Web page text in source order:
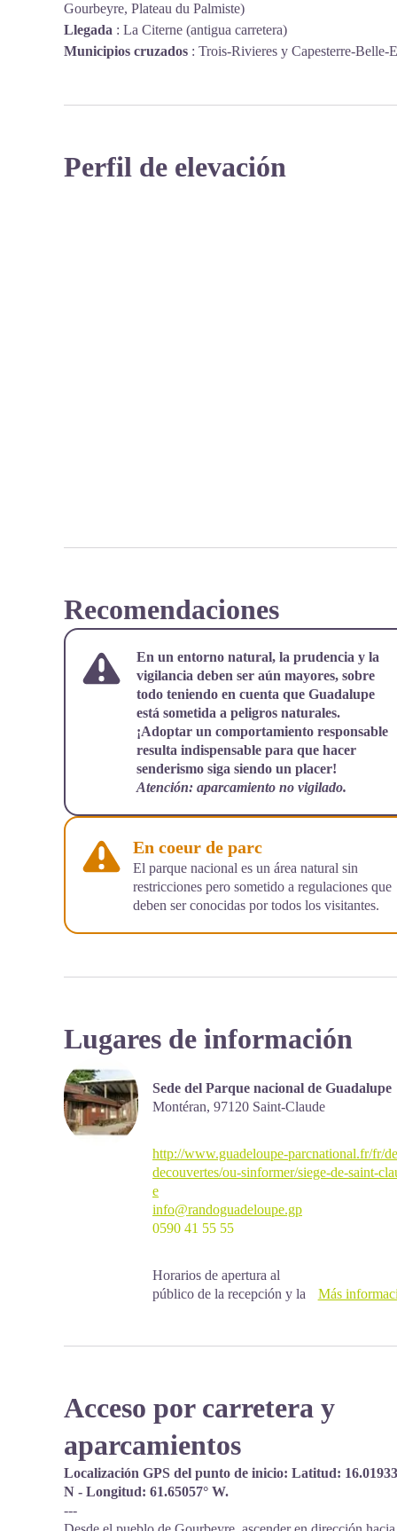
Gourbeyre, Plateau du Palmiste)
Llegada : La Citerne (antigua carretera)
Municipios cruzados : Trois-Rivieres y Capesterre-Belle-
Perfil de elevación
Recomendaciones
En un entorno natural, la prudencia y la
vigilancia deben ser aún mayores, sobre
todo teniendo en cuenta que Guadalupe
está sometida a peligros naturales.
¡Adoptar un comportamiento responsable
resulta indispensable para que hacer
senderismo siga siendo un placer!
Atención: aparcamiento no vigilado.
En coeur de parc
El parque nacional es un área natural sin
restricciones pero sometido a regulaciones que
deben ser conocidas por todos los visitantes.
Lugares de información
Sede del Parque nacional de Guadalupe
Montéran, 97120 Saint-Claude
http://www.guadeloupe-parcnational.fr/fr/
decouvertes/ou-sinformer/siege-de-saint-
e
info@randoguadeloupe.gp
0590 41 55 55
Horarios de apertura al
público de la recepción y la
Lunes, martes y jueves : de
Miércoles : de 8.00 a 13.00
Viernes : de 8.00 a 12.30.
Servicios : punto de
recepción, tienda, aseos,
parking gratuito. Edificio
con movilidad reducida.
Más
Acceso por carretera y
aparcamientos
Localización GPS del punto de inicio: Latitud:
N - Longitud: 61.65057° W.
---